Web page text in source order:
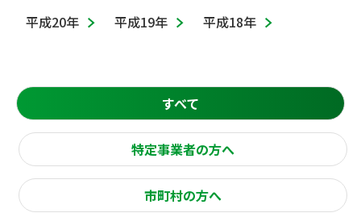
平成20年
平成19年 平成18年
すべて
特定事業者の方へ
市町村の方へ